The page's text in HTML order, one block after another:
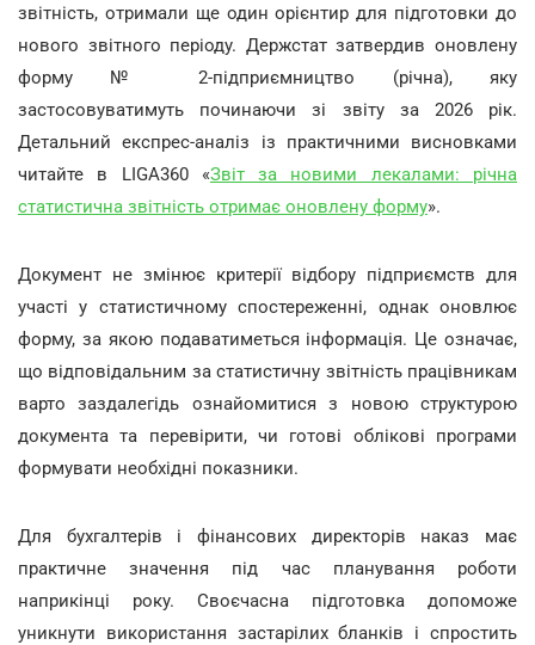
звітність, отримали ще один орієнтир для підготовки до
нового звітного періоду. Держстат затвердив оновлену
форму № 2-підприємництво (річна), яку
застосовуватимуть починаючи зі звіту за 2026 рік.
Детальний експрес-аналіз із практичними висновками
читайте в LIGA360
«Звіт за новими лекалами: річна
статистична звітність отримає оновлену форму».
Документ не змінює критерії відбору підприємств для
участі у статистичному спостереженні, однак оновлює
форму, за якою подаватиметься інформація. Це означає,
що відповідальним за статистичну звітність працівникам
варто заздалегідь ознайомитися з новою структурою
документа та перевірити, чи готові облікові програми
формувати необхідні показники.
Для бухгалтерів і фінансових директорів наказ має
практичне значення під час планування роботи
наприкінці року. Своєчасна підготовка допоможе
уникнути використання застарілих бланків і спростить